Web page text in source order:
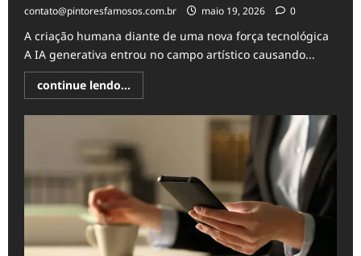
contato@pintoresfamosos.com.br maio 19, 2026 0
A criação humana diante de uma nova força tecnológica
A IA generativa entrou no campo artístico causando...
continue lendo...
more
IA
na
Arte:
Ferramenta
de
apoio
ou
ameaça
ao
artista?